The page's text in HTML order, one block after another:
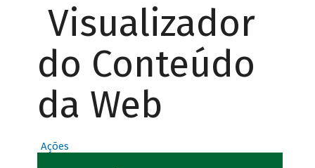
Visualizador
do Conteúdo
da Web
Ações